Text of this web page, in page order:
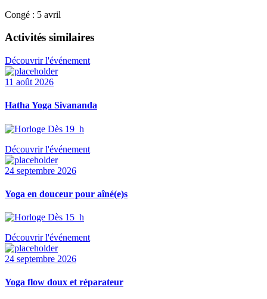
Congé : 5 avril
Activités similaires
Découvrir l'événement
11 août 2026
Hatha Yoga Sivananda
Dès 19 h
Découvrir l'événement
24 septembre 2026
Yoga en douceur pour aîné(e)s
Dès 15 h
Découvrir l'événement
24 septembre 2026
Yoga flow doux et réparateur